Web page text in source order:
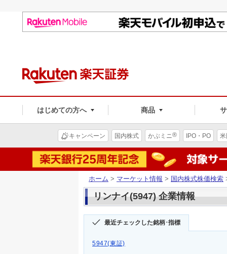
はじめての方へ 商品
キャンペーン 国内株式 かぶミニ® IPO・PO
ホーム > マーケット情報 > 国内株式株価検索
リンナイ(5947) 企業情報
最近チェックした銘柄･指標
5947(東証)